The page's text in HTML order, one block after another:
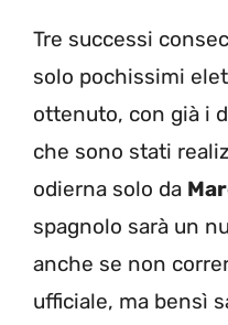
Tre successi
solo pochissimi
ottenuto, con già i
che sono stati
odierna solo da
spagnolo sarà un
anche se non
ufficiale, ma bensì